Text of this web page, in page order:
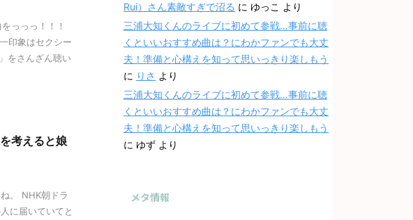
っっっ！！！
印象はセクシー
をさんざん聴い
考えると娘
。 NHK朝ドラ
に届いていてと
Rui）さん素敵すぎで沼る に ゆっこ より
三浦大知くんのライブに初めて参戦…事前に聴
くといいおすすめ曲は？にわかファンでも大丈
夫！準備と心構えを知って思いっきり楽しもう
に りさ より
三浦大知くんのライブに初めて参戦…事前に聴
くといいおすすめ曲は？にわかファンでも大丈
夫！準備と心構えを知って思いっきり楽しもう
に ゆず より
メタ情報